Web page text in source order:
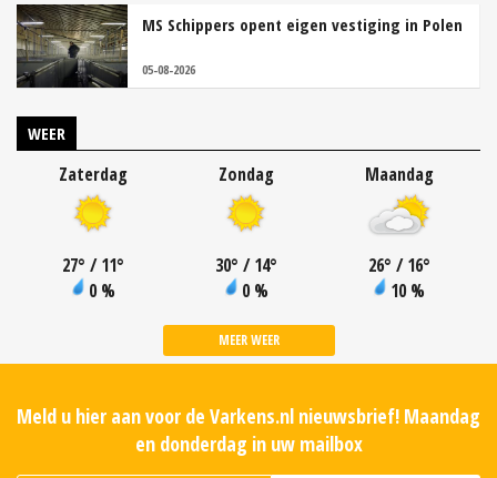
MS Schippers opent eigen vestiging in Polen
05-08-2026
WEER
Zaterdag
27° / 11°
0 %
Zondag
30° / 14°
0 %
Maandag
26° / 16°
10 %
MEER WEER
Meld u hier aan voor de Varkens.nl nieuwsbrief! Maandag
en donderdag in uw mailbox